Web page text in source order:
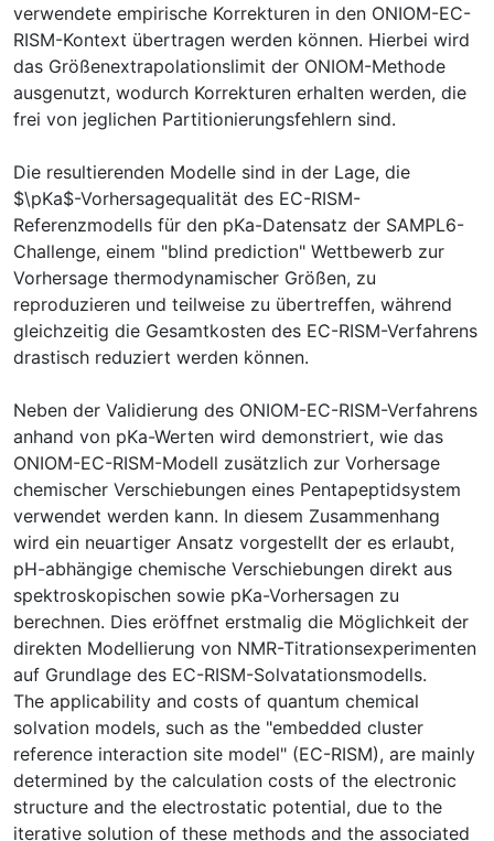
verwendete empirische Korrekturen in den ONIOM-EC-
RISM-Kontext übertragen werden können. Hierbei wird
das Größenextrapolationslimit der ONIOM-Methode
ausgenutzt, wodurch Korrekturen erhalten werden, die
frei von jeglichen Partitionierungsfehlern sind.
Die resultierenden Modelle sind in der Lage, die
$\pKa$-Vorhersagequalität des EC-RISM-
Referenzmodells für den pKa-Datensatz der SAMPL6-
Challenge, einem "blind prediction" Wettbewerb zur
Vorhersage thermodynamischer Größen, zu
reproduzieren und teilweise zu übertreffen, während
gleichzeitig die Gesamtkosten des EC-RISM-Verfahrens
drastisch reduziert werden können.
Neben der Validierung des ONIOM-EC-RISM-Verfahrens
anhand von pKa-Werten wird demonstriert, wie das
ONIOM-EC-RISM-Modell zusätzlich zur Vorhersage
chemischer Verschiebungen eines Pentapeptidsystem
verwendet werden kann. In diesem Zusammenhang
wird ein neuartiger Ansatz vorgestellt der es erlaubt,
pH-abhängige chemische Verschiebungen direkt aus
spektroskopischen sowie pKa-Vorhersagen zu
berechnen. Dies eröffnet erstmalig die Möglichkeit der
direkten Modellierung von NMR-Titrationsexperimenten
auf Grundlage des EC-RISM-Solvatationsmodells.
The applicability and costs of quantum chemical
solvation models, such as the "embedded cluster
reference interaction site model" (EC-RISM), are mainly
determined by the calculation costs of the electronic
structure and the electrostatic potential, due to the
iterative solution of these methods and the associated